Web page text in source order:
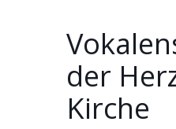
der
Kirche